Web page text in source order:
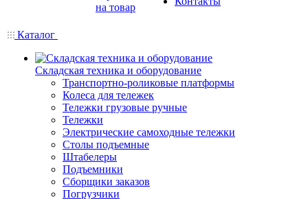
на товар
Каталог
Складская техника и оборудование
Транспортно-роликовые платформы
Колеса для тележек
Тележки грузовые ручные
Тележки
Электрические самоходные тележки
Столы подъемные
Штабелеры
Подъемники
Сборщики заказов
Погрузчики